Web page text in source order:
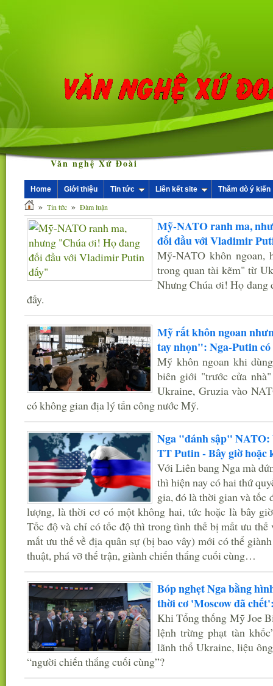
Văn nghệ Xứ Đoài
Home Giới thiệu Tin tức Liên kết site Thăm dò ý kiến
» Tin tức » Đàm luận
Mỹ-NATO ranh ma,
đối đầu với Vladimir
Mỹ-NATO khôn ngoan,
trong quan tài kẽm" từ
Nhưng Chúa ơi! Họ
đấy.
Mỹ rất khôn ngoan
tay nhọn": Nga-Putin
Mỹ khôn ngoan khi
biên giới "trước cửa
Ukraine, Gruzia vào
có không gian địa lý tấn công nước Mỹ.
Nga "đánh sập" NATO:
TT Putin - Bây giờ hoặc
Với Liên bang Nga mà
thì hiện nay có hai thứ
gia, đó là thời gian và tốc
lượng, là thời cơ có một không hai, tức hoặc là bây
Tốc độ và chỉ có tốc độ thì trong tình thế bị mất ưu thế
mất ưu thế về địa quân sự (bị bao vây) mới có thể
thuật, phá vỡ thế trận, giành chiến thắng cuối cùng…
Bóp nghẹt Nga bằng
thời cơ 'Moscow đã
Khi Tổng thống Mỹ Joe
lệnh trừng phạt tàn
lãnh thổ Ukraine, liệu
“người chiến thắng cuối cùng”?